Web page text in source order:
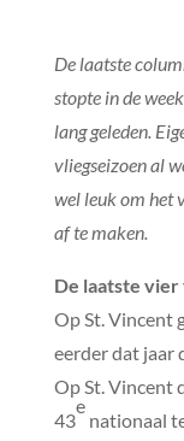
De laatste
stopte in de
lang geleden.
vliegseizoen al
wel leuk om het
af te maken.
De laatste
Op St. Vincent
eerder dat jaar
Op St. Vincent
43
e
nationaal